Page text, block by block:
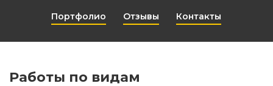
Портфолио Отзывы Контакты
Работы по видам